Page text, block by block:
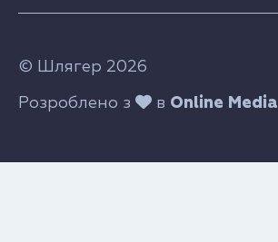
© Шлягер 2026
Розроблено з в Online Media